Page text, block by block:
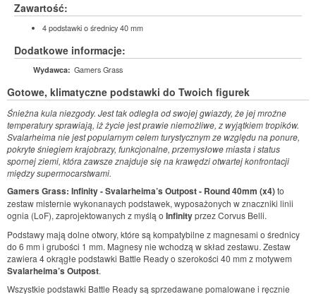
Zawartość:
4 podstawki o średnicy 40 mm
Dodatkowe informacje:
Wydawca: Gamers Grass
Gotowe, klimatyczne podstawki do Twoich figurek
Śnieżna kula niezgody. Jest tak odległa od swojej gwiazdy, że jej mroźne
temperatury sprawiają, iż życie jest prawie niemożliwe, z wyjątkiem tropików.
Svalarheima nie jest popularnym celem turystycznym ze względu na ponure,
pokryte śniegiem krajobrazy, funkcjonalne, przemysłowe miasta i status
spornej ziemi, która zawsze znajduje się na krawędzi otwartej konfrontacji
między supermocarstwami.
Gamers Grass: Infinity - Svalarheima’s Outpost - Round 40mm (x4)to
zestaw misternie wykonanaych podstawek, wyposażonych w znaczniki linii
ognia (LoF), zaprojektowanych z myślą o Infinityprzez Corvus Belli.
Podstawy mają dolne otwory, które są kompatybilne z magnesami o średnicy
do 6 mm i grubości 1 mm. Magnesy nie wchodzą w skład zestawu. Zestaw
zawiera 4 okrągłe podstawki Battle Ready o szerokości 40 mm z motywem
Svalarheima’s Outpost.
Wszystkie podstawki Battle Ready są sprzedawane pomalowane i ręcznie